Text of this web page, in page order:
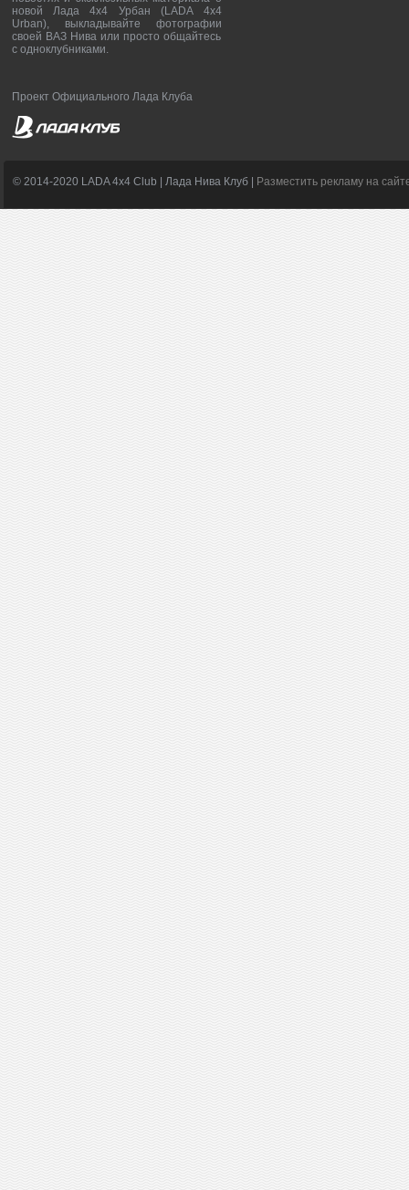
новой Лада 4х4 Урбан (LADA 4x4
Urban), выкладывайте фотографии
своей ВАЗ Нива или просто общайтесь
с одноклубниками.
Проект Официального Лада Клуба
© 2014-2020 LADA 4x4 Club | Лада Нива Клуб | Разместить рекламу на